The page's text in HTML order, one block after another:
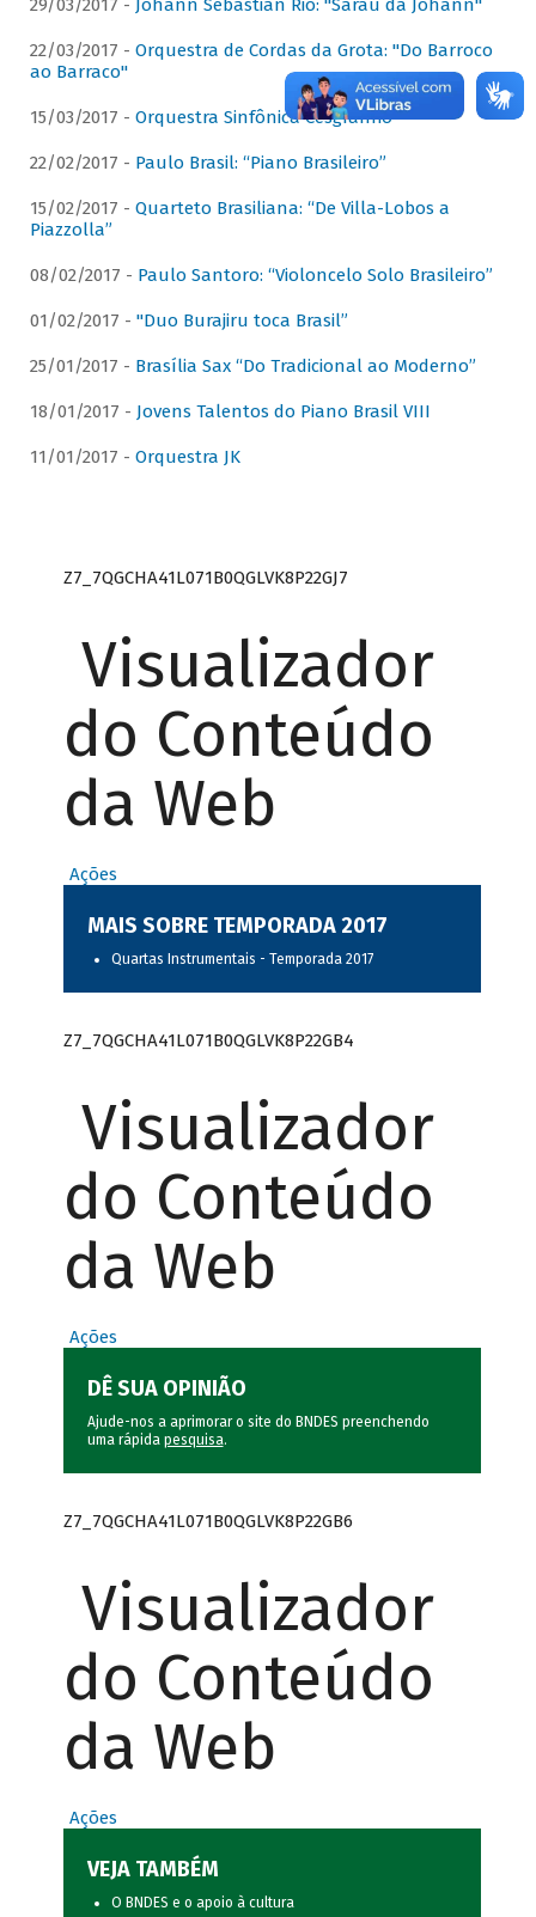
29/03/2017 - Johann Sebastian Rio: "Sarau da Johann"
22/03/2017 - Orquestra de Cordas da Grota: "Do Barroco
ao Barraco"
15/03/2017 - Orquestra Sinfônica Cesgranrio
22/02/2017 - Paulo Brasil: “Piano Brasileiro”
15/02/2017 - Quarteto Brasiliana: “De Villa-Lobos a
Piazzolla”
08/02/2017 - Paulo Santoro: “Violoncelo Solo Brasileiro”
01/02/2017 - "Duo Burajiru toca Brasil”
25/01/2017 - Brasília Sax “Do Tradicional ao Moderno”
18/01/2017 - Jovens Talentos do Piano Brasil VIII
11/01/2017 - Orquestra JK
Z7_7QGCHA41L071B0QGLVK8P22GJ7
Visualizador
do Conteúdo
da Web
Ações
MAIS SOBRE TEMPORADA 2017
Quartas Instrumentais - Temporada 2017
Z7_7QGCHA41L071B0QGLVK8P22GB4
Visualizador
do Conteúdo
da Web
Ações
DÊ SUA OPINIÃO
Ajude-nos a aprimorar o site do BNDES preenchendo
uma rápida pesquisa.
Z7_7QGCHA41L071B0QGLVK8P22GB6
Visualizador
do Conteúdo
da Web
Ações
VEJA TAMBÉM
O BNDES e o apoio à cultura